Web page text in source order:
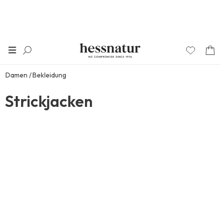
Damen Bekleidung
Strickjacken